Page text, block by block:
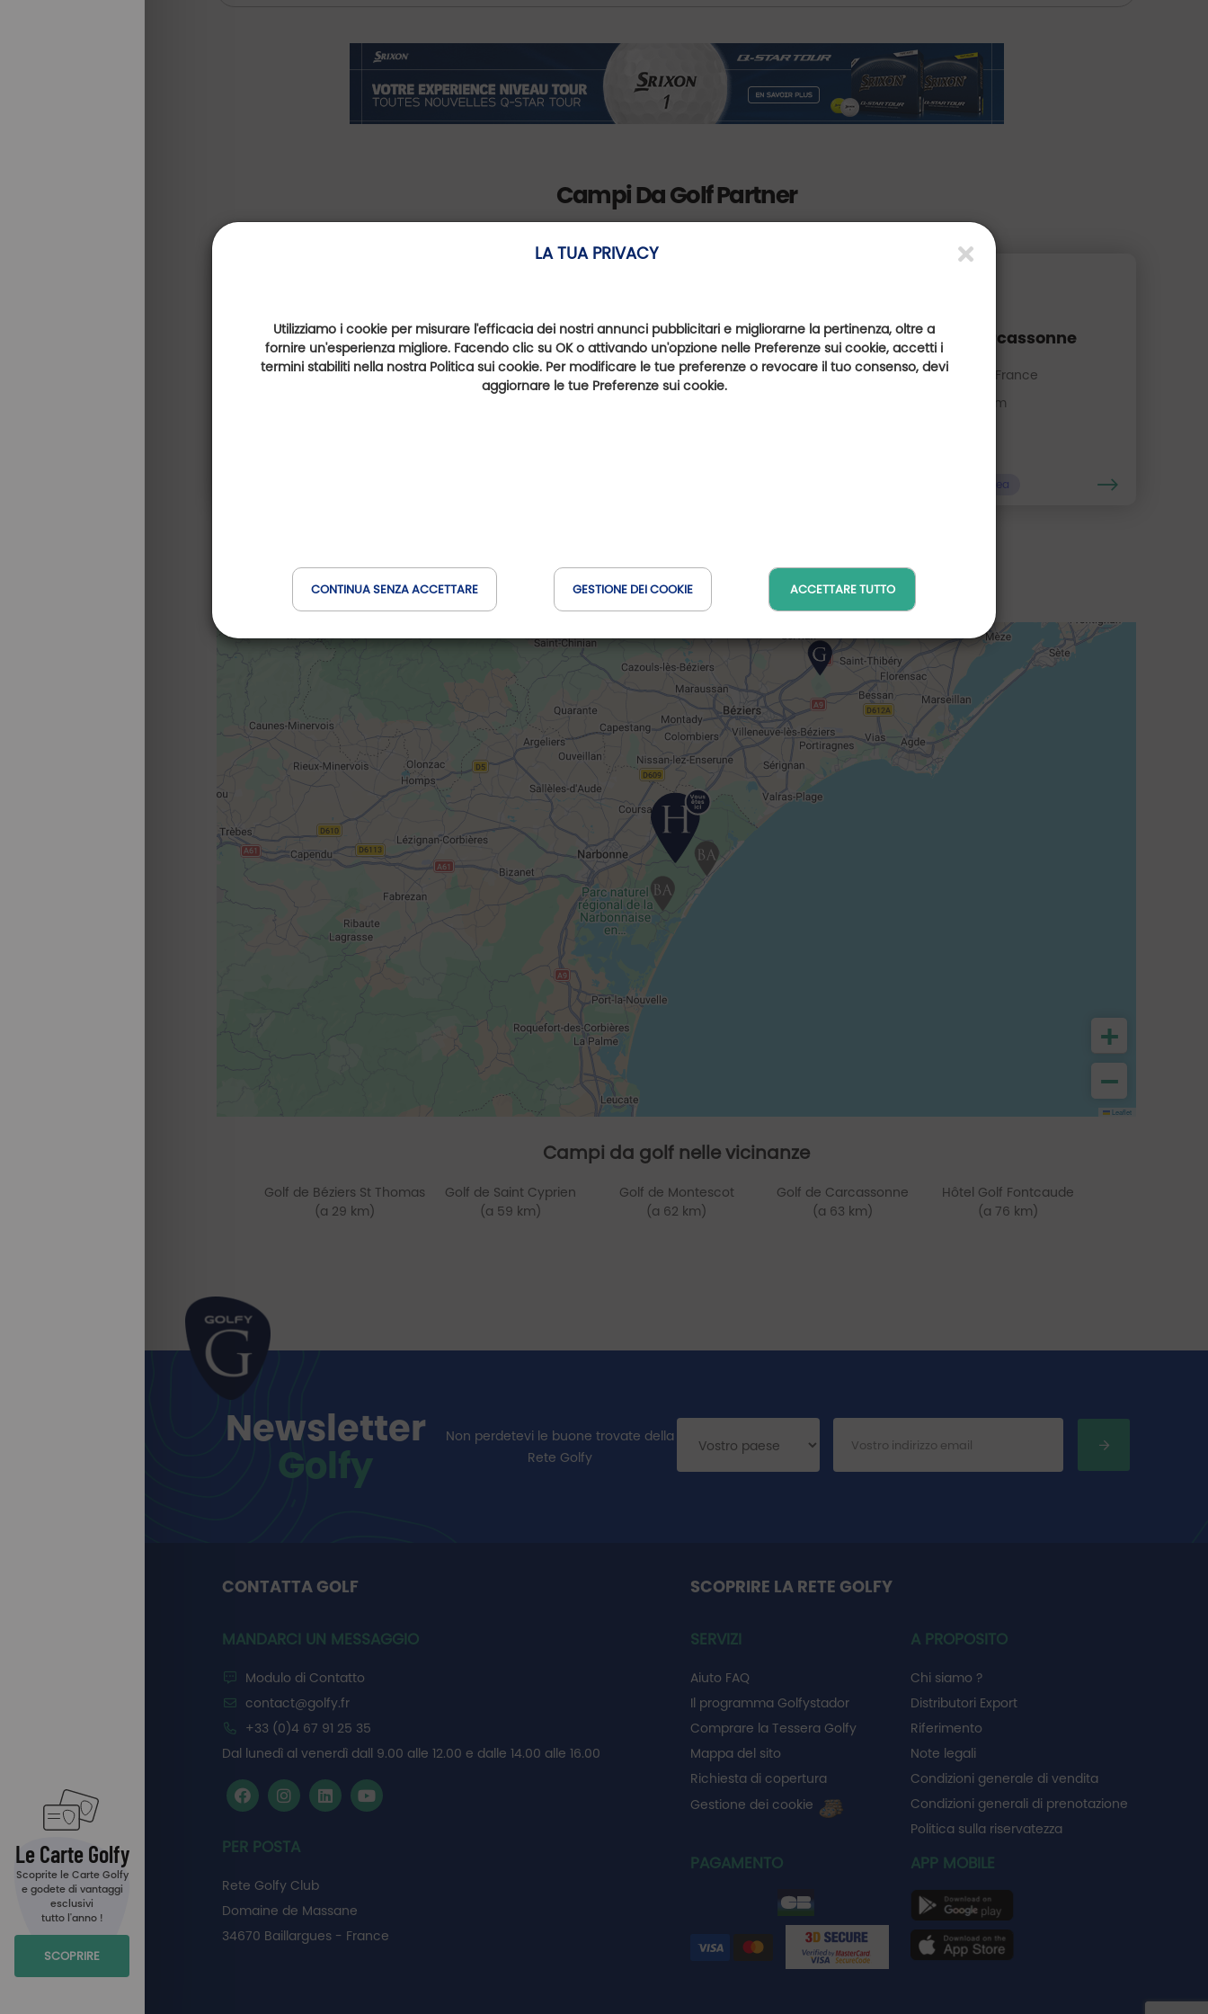
LA TUA PRIVACY
Utilizziamo i cookie per misurare l'efficacia dei nostri annunci pubblicitari e migliorarne la pertinenza, oltre a
fornire un'esperienza migliore. Facendo clic su OK o attivando un'opzione nelle Preferenze sui cookie, accetti i
termini stabiliti nella nostra Politica sui cookie. Per modificare le tue preferenze o revocare il tuo consenso, devi
aggiornare le tue Preferenze sui cookie.
CONTINUA SENZA ACCETTARE GESTIONE DEI COOKIE ACCETTARE TUTTO
Le Carte Golfy
Scoprite le Carte Golfy
e godete di vantaggi
esclusivi
tutto l'anno !
SCOPRIRE
Campi Da Golf Partner
Golf de Béziers St Thomas
Occitanie, France
Golf de Carcassonne
Occitanie, France
Distanza : 74 Km
Prenotare in linea
+
−
Leaflet
Campi da golf nelle vicinanze
Golf de Béziers St Thomas
(a 29 km)
Golf de Saint Cyprien
(a 59 km)
Golf de Montescot
(a 62 km)
Golf de Carcassonne
(a 63 km)
Hôtel Golf Fontcaude
(a 76 km)
Newsletter
Golfy
Non perdetevi le buone trovate della
Rete Golfy
CONTATTA GOLF
MANDARCI UN MESSAGGIO
Modulo di Contatto
contact@golfy.fr
+33 (0)4 67 91 25 35
Dal lunedì al venerdì dall 9.00 alle 12.00 e dalle 14.00 alle 16.00
PER POSTA
Rete Golfy Club
Domaine de Massane
34670 Baillargues - France
SCOPRIRE LA RETE GOLFY
SERVIZI
Aiuto FAQ
Il programma Golfystador
Comprare la Tessera Golfy
Mappa del sito
Richiesta di copertura
Gestione dei cookie
A PROPOSITO
Chi siamo ?
Distributori Export
Riferimento
Note legali
Condizioni generale di vendita
Condizioni generali di prenotazione
Politica sulla riservatezza
PAGAMENTO APP MOBILE